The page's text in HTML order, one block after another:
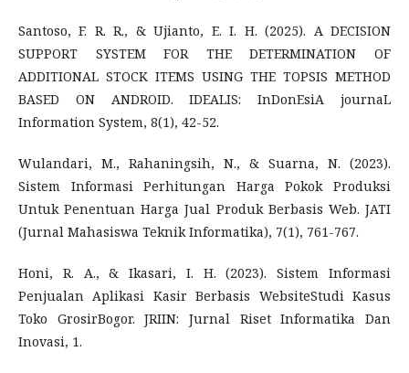
Santoso, F. R. R., & Ujianto, E. I. H. (2025). A DECISION
SUPPORT SYSTEM FOR THE DETERMINATION OF
ADDITIONAL STOCK ITEMS USING THE TOPSIS METHOD
BASED ON ANDROID. IDEALIS: InDonEsiA journaL
Information System, 8(1), 42-52.
Wulandari, M., Rahaningsih, N., & Suarna, N. (2023).
Sistem Informasi Perhitungan Harga Pokok Produksi
Untuk Penentuan Harga Jual Produk Berbasis Web. JATI
(Jurnal Mahasiswa Teknik Informatika), 7(1), 761-767.
Honi, R. A., & Ikasari, I. H. (2023). Sistem Informasi
Penjualan Aplikasi Kasir Berbasis WebsiteStudi Kasus
Toko GrosirBogor. JRIIN: Jurnal Riset Informatika Dan
Inovasi, 1.